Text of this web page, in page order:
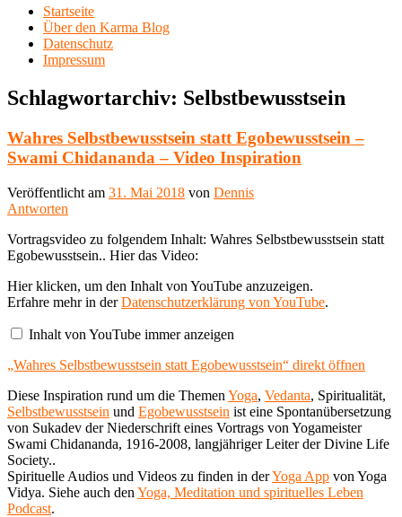
Startseite
Über den Karma Blog
Datenschutz
Impressum
Schlagwortarchiv: Selbstbewusstsein
Wahres Selbstbewusstsein statt Egobewusstsein –
Swami Chidananda – Video Inspiration
Veröffentlicht am 31. Mai 2018 von Dennis
Antworten
Vortragsvideo zu folgendem Inhalt: Wahres Selbstbewusstsein statt
Egobewusstsein.. Hier das Video:
„Wahres
Selbstbewusstsein
statt
von
anzeigen
Hier klicken, um den Inhalt von YouTube anzuzeigen.
Erfahre mehr in derDatenschutzerklärung von YouTube.
Inhalt von YouTube immer anzeigen
„Wahres Selbstbewusstsein statt Egobewusstsein“ direkt öffnen
Diese Inspiration rund um die Themen Yoga, Vedanta, Spiritualität,
Selbstbewusstsein und Egobewusstsein ist eine Spontanübersetzung
von Sukadev der Niederschrift eines Vortrags von Yogameister
Swami Chidananda, 1916-2008, langjähriger Leiter der Divine Life
Society..
Spirituelle Audios und Videos zu finden in derYoga App von Yoga
Vidya. Siehe auch den Yoga, Meditation und spirituelles Leben
Podcast.